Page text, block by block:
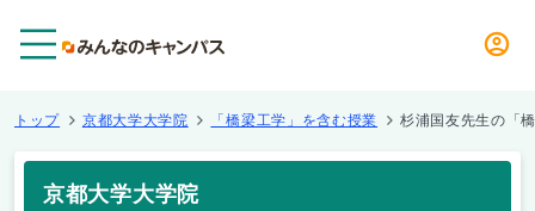
トップ 京都大学大学院 「橋梁工学」を含む授業 杉浦国友先生の「
京都大学大学院